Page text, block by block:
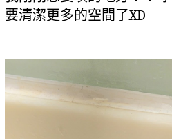
要清潔更多的空間了XD